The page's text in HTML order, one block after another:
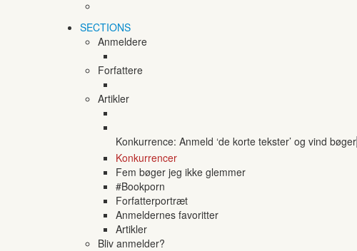
SECTIONS
Anmeldere
Forfattere
Artikler
Konkurrence: Anmeld ‘de korte tekster’ og vind bøger
Konkurrencer
Fem bøger jeg ikke glemmer
#Bookporn
Forfatterportræt
Anmeldernes favoritter
Artikler
Bliv anmelder?